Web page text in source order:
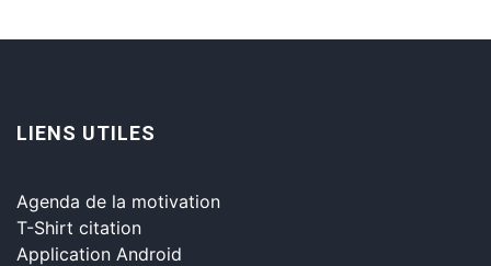
LIENS UTILES
Agenda de la motivation
T-Shirt citation
Application Android